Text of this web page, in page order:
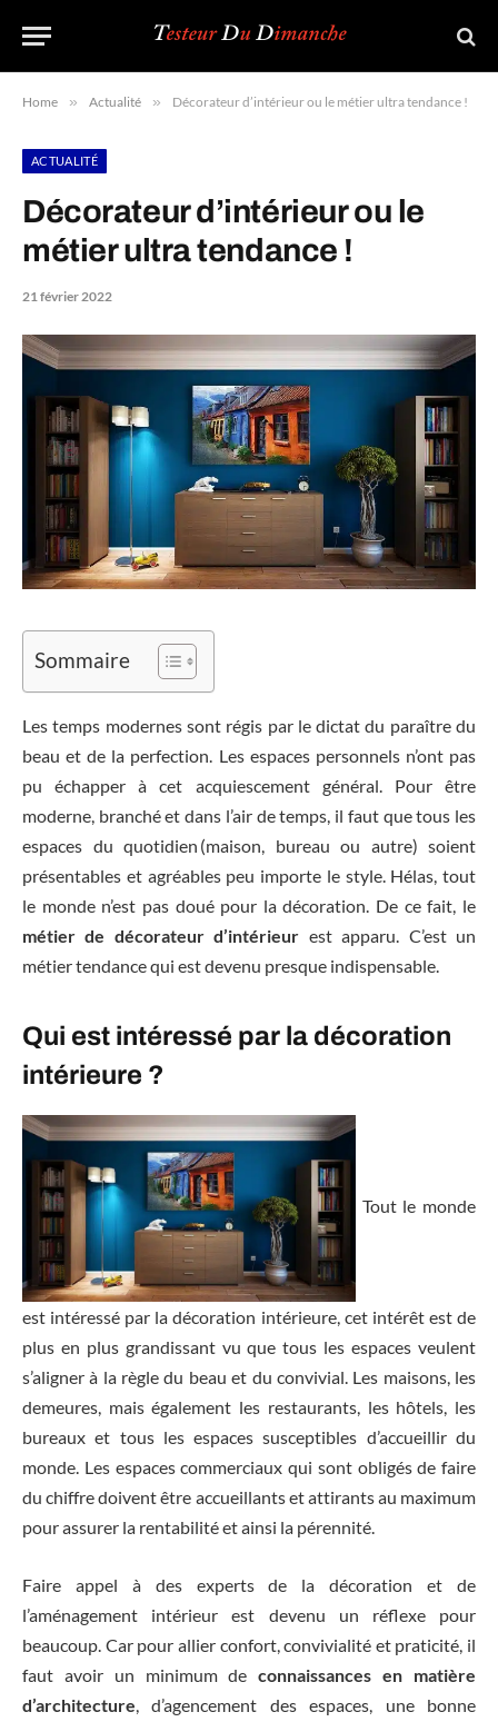
Home » Actualité » Décorateur d’intérieur ou le métier ultra tendance !
ACTUALITÉ
Décorateur d’intérieur ou le
métier ultra tendance !
21 février 2022
Sommaire
Les temps modernes sont régis par le dictat du paraître du
beau et de la perfection. Les espaces personnels n’ont pas
pu échapper à cet acquiescement général. Pour être
moderne, branché et dans l’air de temps, il faut que tous les
espaces du quotidien (maison, bureau ou autre) soient
présentables et agréables peu importe le style. Hélas, tout
le monde n’est pas doué pour la décoration. De ce fait, le
métier de décorateur d’intérieur est apparu. C’est un
métier tendance qui est devenu presque indispensable.
Qui est intéressé par la décoration
intérieure ?
Tout le monde
est intéressé par la décoration intérieure, cet intérêt est de
plus en plus grandissant vu que tous les espaces veulent
s’aligner à la règle du beau et du convivial. Les maisons, les
demeures, mais également les restaurants, les hôtels, les
bureaux et tous les espaces susceptibles d’accueillir du
monde. Les espaces commerciaux qui sont obligés de faire
du chiffre doivent être accueillants et attirants au maximum
pour assurer la rentabilité et ainsi la pérennité.
Faire appel à des experts de la décoration et de
l’aménagement intérieur est devenu un réflexe pour
beaucoup. Car pour allier confort, convivialité et praticité, il
faut avoir un minimum deconnaissances en matière
d’architecture, d’agencement des espaces, une bonne